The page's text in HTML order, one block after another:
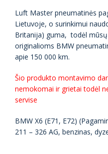
Luft Master pneumatinės
Lietuvoje, o surinkimui
Britanija) guma, todėl
originalioms BMW
apie 150 000 km.
Šio produkto montavimo
nemokomai ir grietai todėl
servise
BMW X6 (E71, E72)
211 – 326 AG, benzinas,